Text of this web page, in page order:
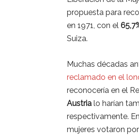
propuesta para
en 1971, con el
Suiza.
Muchas décadas
reclamado en el
reconocería en el
Austria lo harían
respectivamente. En
mujeres votaron